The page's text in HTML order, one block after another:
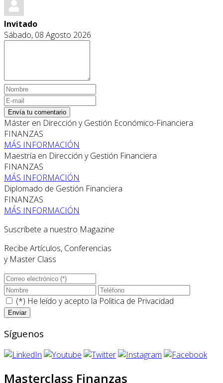
Invitado
Sábado, 08 Agosto 2026
Envía tu comentario
Máster en Dirección y Gestión Económico-Financiera
FINANZAS
MÁS INFORMACIÓN
Maestría en Dirección y Gestión Financiera
FINANZAS
MÁS INFORMACIÓN
Diplomado de Gestión Financiera
FINANZAS
MÁS INFORMACIÓN
Suscríbete a nuestro Magazine
Recibe Artículos, Conferencias
y Master Class
(*) He leído y acepto la Politica de Privacidad
Síguenos
Masterclass Finanzas